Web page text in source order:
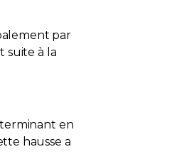
par
suite à la
terminant en
hausse a